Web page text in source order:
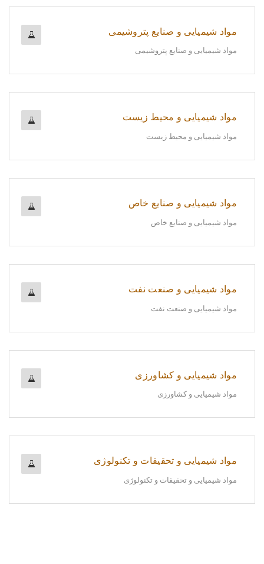
مواد شیمیایی و صنایع پتروشیمی
مواد شیمیایی و صنایع پتروشیمی
مواد شیمیایی و محیط زیست
مواد شیمیایی و محیط زیست
مواد شیمیایی و صنایع خاص
مواد شیمیایی و صنایع خاص
مواد شیمیایی و صنعت نفت
مواد شیمیایی و صنعت نفت
مواد شیمیایی و کشاورزی
مواد شیمیایی و کشاورزی
مواد شیمیایی و تحقیقات و تکنولوژی
مواد شیمیایی و تحقیقات و تکنولوژی